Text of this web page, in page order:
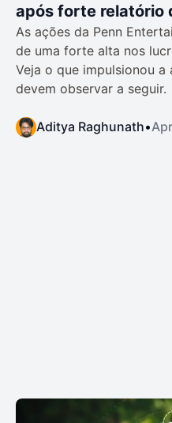
após forte relatório
As ações da Penn
de uma forte alta nos
Veja o que impulsionou
devem observar a seguir.
Aditya Raghunath•